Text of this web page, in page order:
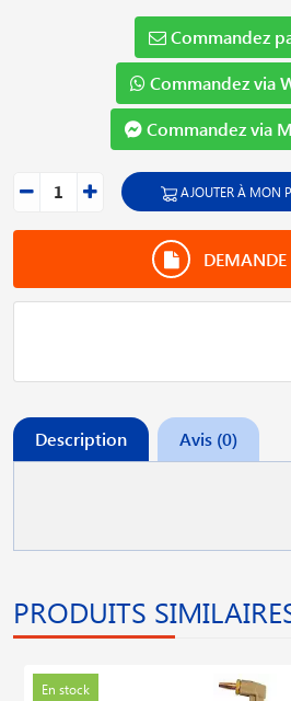
Commandez
Commandez via
Commandez via
AJOUTER À MON
DEMANDE
Description Avis (0)
PRODUITS
En stock